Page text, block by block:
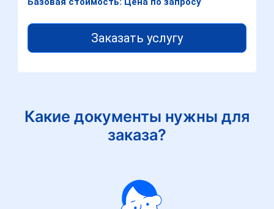
Заказать услугу
Какие документы нужны для
заказа?